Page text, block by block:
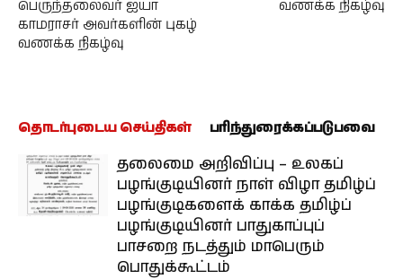
பெருந்தலைவர் ஐயா
காமராசர் அவர்களின் புகழ்
வணக்க நிகழ்வு
வணக்க நிகழ்வு
தொடர்புடைய செய்திகள் பரிந்துரைக்கப்படுபவை
தலைமை அறிவிப்பு – உலகப்
பழங்குடியினர் நாள் விழா தமிழ்ப்
பழங்குடிகளைக் காக்க தமிழ்ப்
பழங்குடியினர் பாதுகாப்புப்
பாசறை நடத்தும் மாபெரும்
பொதுக்கூட்டம்